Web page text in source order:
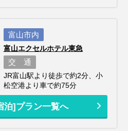
富山市内
富山エクセルホテル東急
交 通
JR富山駅より徒歩で約2分、小
松空港より車で約75分
泊]プラン一覧へ